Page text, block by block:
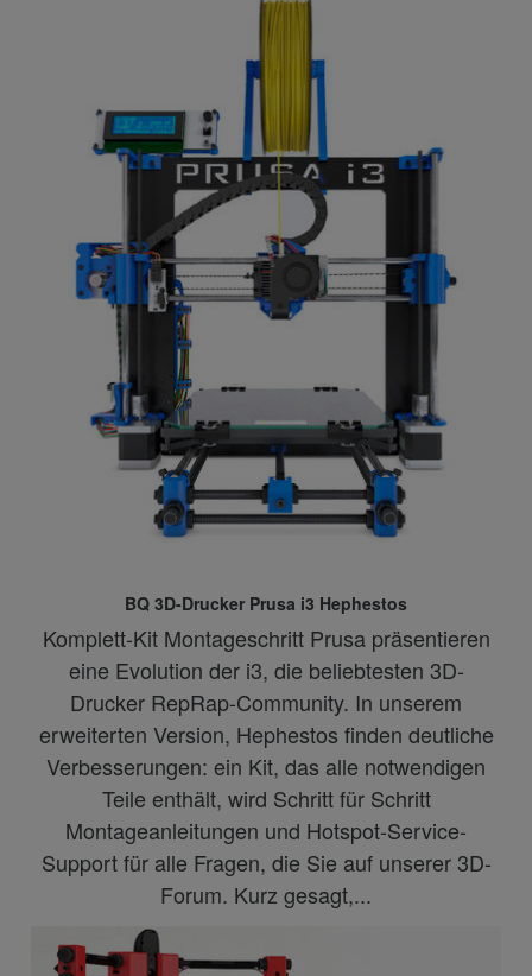
BQ 3D-Drucker Prusa i3 Hephestos
Komplett-Kit Montageschritt Prusa präsentieren
eine Evolution der i3, die beliebtesten 3D-
Drucker RepRap-Community. In unserem
erweiterten Version, Hephestos finden deutliche
Verbesserungen: ein Kit, das alle notwendigen
Teile enthält, wird Schritt für Schritt
Montageanleitungen und Hotspot-Service-
Support für alle Fragen, die Sie auf unserer 3D-
Forum. Kurz gesagt,...